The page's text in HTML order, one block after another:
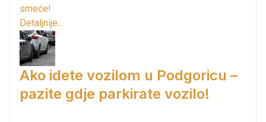
smeće!
Detaljnije...
Ako idete vozilom u Podgoricu –
pazite gdje parkirate vozilo!